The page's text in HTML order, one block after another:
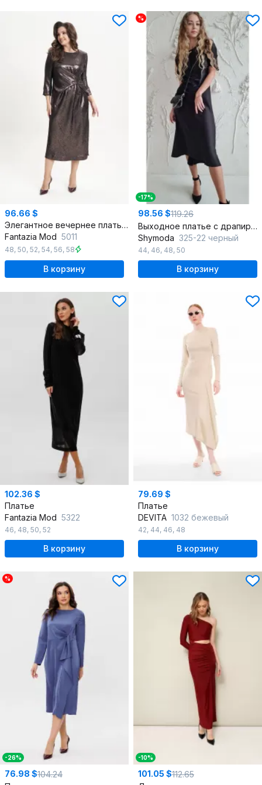
96.66 $
Элегантное вечернее платье с драпировкой и блестками
Fantazia Mod 5011
48, 50, 52, 54, 56, 58
В корзину
%
-17%
98.56 $119.26
Выходное платье с драпировкой и крыльями из атласа
Shymoda 325-22 черный
44, 46, 48, 50
В корзину
102.36 $
Платье
Fantazia Mod 5322
46, 48, 50, 52
В корзину
79.69 $
Платье
DEVITA 1032 бежевый
42, 44, 46, 48
В корзину
%
-26%
76.98 $104.24
-10%
101.05 $112.65